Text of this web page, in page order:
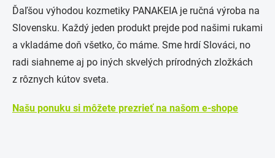
Ďaľšou výhodou kozmetiky PANAKEIA je ručná výroba na
Slovensku. Každý jeden produkt prejde pod našimi rukami
a vkladáme doň všetko, čo máme. Sme hrdí Slováci, no
radi siahneme aj po iných skvelých prírodných zložkách
z rôznych kútov sveta.
Našu ponuku si môžete prezrieť na našom e-shope